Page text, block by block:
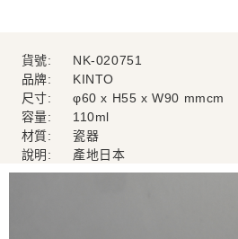
２．關於個人資料處理事宜，請瀏覽以下網址
https://aftee.tw/terms/#terms3
３．未成年的使用者請事先徵得法定代理人或
「AFTEE先享後付」，若未經同意申辦者引
任。
４．使用「AFTEE先享後付」時，將依據個
時審查核予不同之上限額度；若仍有額度不
貨號:
NK-020751
品牌:
KINTO
尺寸:
φ60 x H55 x W90 mmcm
容量:
110ml
材質:
瓷器
說明:
產地日本